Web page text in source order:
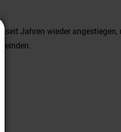
Jahren wieder